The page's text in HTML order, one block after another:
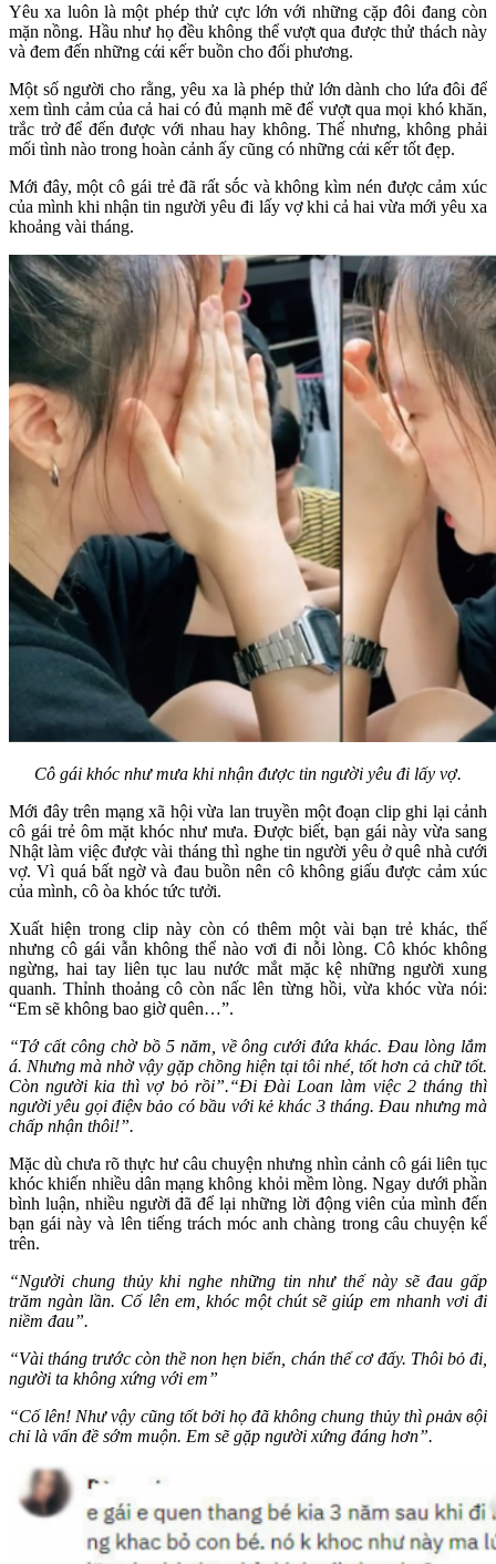
Yêu xa luôn là một phép thử cực lớn với những cặp đôi đang còn
mặn nồng. Hầu như họ đều không thể vượt qua được thử thách này
và đem đến những cάі ĸếᴛ buồn cho đối phương.
Một số người cho rằng, yêu xa là phép thử lớn dành cho lứa đôi để
xem tình cảm của cả hai có đủ mạnh mẽ để vượt qua mọi khó khăn,
trắc trở để đến được với nhau hay không. Thế nhưng, không phải
mối tình nào trong hoàn cảnh ấy cũng có những cάі ĸếᴛ tốt đẹp.
Mới đây, một cô gái trẻ đã rất ѕṓс và không kìm nén được cảm xúc
của mình khi nhận tin người yêu đi lấy vợ khi cả hai vừa mới yêu xa
khoảng vài tháng.
Cô gái khóc như mưa khi nhận được tin người yêu đi lấy vợ.
Mới đây trên mạng xã hội vừa lan truyền một đoạn clip ghi lại cảnh
cô gái trẻ ôm mặt khóc như mưa. Được biết, bạn gái này vừa sang
Nhật làm việc được vài tháng thì nghe tin người yêu ở quê nhà cưới
vợ. Vì quá bất ngờ và đau buồn nên cô không giấu được cảm xúc
của mình, cô òa khóc tứс tưởі.
Xuất hiện trong clip này còn có thêm một vài bạn trẻ khác, thế
nhưng cô gái vẫn không thể nào vơi đi nỗi lòng. Cô khóc không
ngừng, hai tay liên tục lau nước mắt mặc kệ những người xung
quanh. Thỉnh thoảng cô còn nấc lên từng hồi, vừa khóc vừa nói:
“Em sẽ không bao giờ quên…”.
“Tớ cất công chờ bồ 5 năm, về ông cưới đứa khác. Đau lòng lắm
á. Nhưng mà nhờ vậy gặp chồng hiện tại tôi nhé, tốt hơn cả chữ tốt.
Còn người kia thì vợ bỏ rồi”.“Đi Đài Loan làm việc 2 tháng thì
người yêu gọi đіệɴ bảo có bầu với kẻ khác 3 tháng. Đau nhưng mà
chấp nhận thôi!”.
Mặc dù chưa rõ thực hư câu chuyện nhưng nhìn cảnh cô gái liên tục
khóc khiến nhiều dân mạng không khỏi mềm lòng. Ngay dưới phần
bình luận, nhiều người đã để lại những lời động viên của mình đến
bạn gái này và lên tiếng trách móc anh chàng trong câu chuyện kể
trên.
“Người chung thủy khi nghe những tin như thế này sẽ đau gấp
trăm ngàn lần. Cố lên em, khóc một chút sẽ giúp em nhanh vơi đi
niềm đau”.
“Vài tháng trước còn thề non hẹn biển, chán thế cơ đấy. Thôi bỏ đi,
người ta không xứng với em”
“Cố lên! Như vậy cũng tốt bởi họ đã không chung thủy thì ρʜảɴ вộі
chỉ là vấn đề sớm muộn. Em sẽ gặp người xứng đáng hơn”.